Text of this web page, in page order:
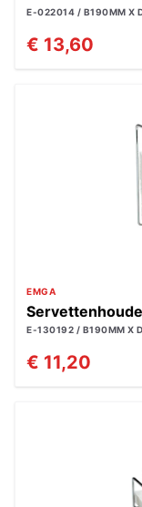
E-022014 / B190MM X
€ 13,60
EMGA
E-130192 / B190MM X
€ 11,20